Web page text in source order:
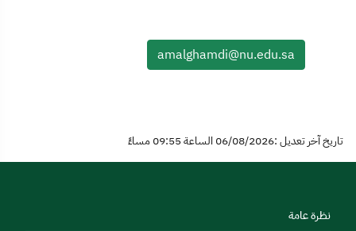
amalghamdi@nu.edu.sa
تاريخ آخر تعديل :06/08/2026 الساعة 09:55 مساءً
نظرة عامة